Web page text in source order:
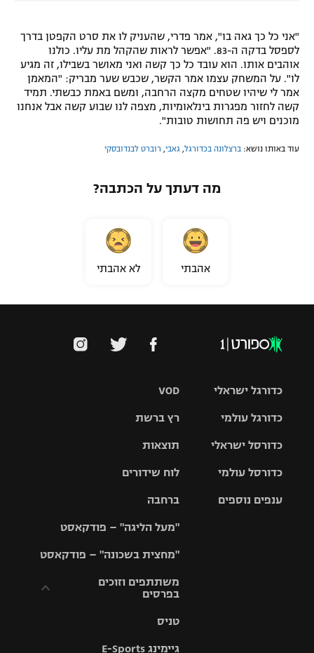
"אני כל כך גאה בו", אמר פדרי, שהעניק לו את סרט הקפטן בדרך
לספסל בדקה ה-83. "אפשר לראות שהקהל מת עליו. כולנו
אוהבים אותו. הוא עובד כל כך קשה ואני מאושר בשבילו, זה מגיע
לו". על המשחק עצמו אמר הקשר, שכבש שער מבריק: "המאמן
אמר לי שיהיו שטחים מקצה הרחבה, ומשם באמת כבשתי. תמיד
קשה לחזור מפגרות בינלאומיות, מצפה לנו שבוע קשה אבל אנחנו
מוכנים ויש פה תחושות טובות".
עוד באותו נושא: ברצלונה בכדורגל גאבי רוברט לבנדובסקי
מה דעתך על הכתבה?
אהבתי לא אהבתי
VOD
רץ ברשת
תוצאות
לוח שידורים
ברחבה
"מעל הליגה" – פודקאסט
"מחצית בשכונה" – פודקאסט
משתתפים וזוכים
בפרסים
וזוכים בפרסים
טניס
גיימינג E-Sports
כדורגל ישראלי
גביע הטוטו
כדורגל עולמי
האלופות
ליגה
כדורסל ישראלי
סל
כדורסל עולמי
ענפים נוספים